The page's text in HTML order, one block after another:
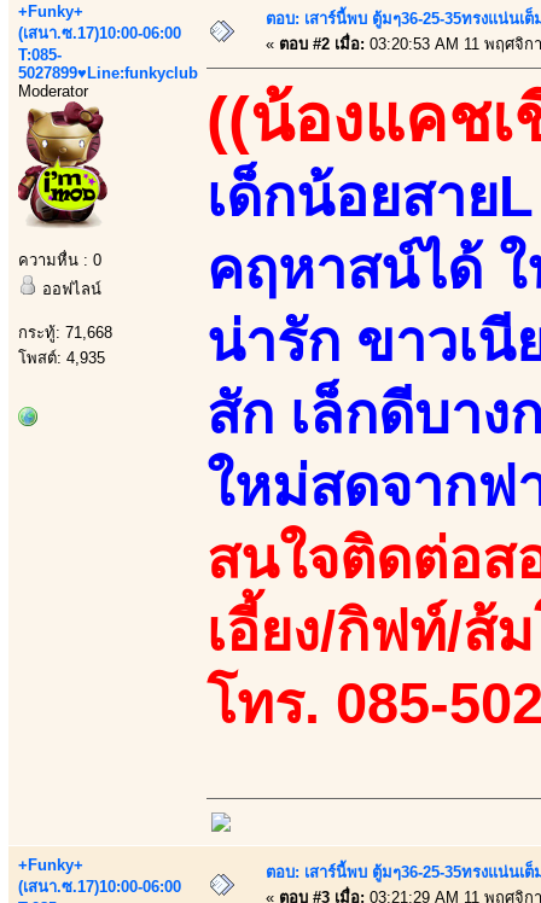
+Funky+
(เสนา.ซ.17)10:00-06:00
T:085-
5027899♥Line:funkyclub
Moderator
ความหื่น : 0
ออฟไลน์
กระทู้: 71,668
โพสต์: 4,935
ตอบ: เสาร์นี้พบ ตู้มๆ36-25-35ทรงแน่นเ
« ตอบ #2 เมื่อ: 03:20:53 AM 11 พฤศจิก
((น้องแคชเ
เด็กน้อยสาย
คฤหาสน์ได้
น่ารัก ขาวเ
สัก เล็กดีบา
ใหม่สดจากฟ
สนใจติดต่อส
เอี้ยง/กิฟท์/ส้
โทร. 085-
+Funky+
(เสนา.ซ.17)10:00-06:00
ตอบ: เสาร์นี้พบ ตู้มๆ36-25-35ทรงแน่นเ
« ตอบ #3 เมื่อ: 03:21:29 AM 11 พฤศจิก